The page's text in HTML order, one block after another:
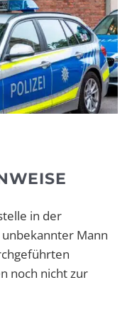
in der
Mann
noch nicht zur